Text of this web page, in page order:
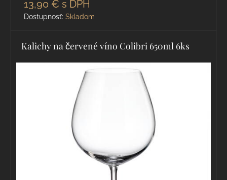
13,90 € s DPH
Dostupnosť: Skladom
Kalichy na červené víno Colibri 650ml 6ks